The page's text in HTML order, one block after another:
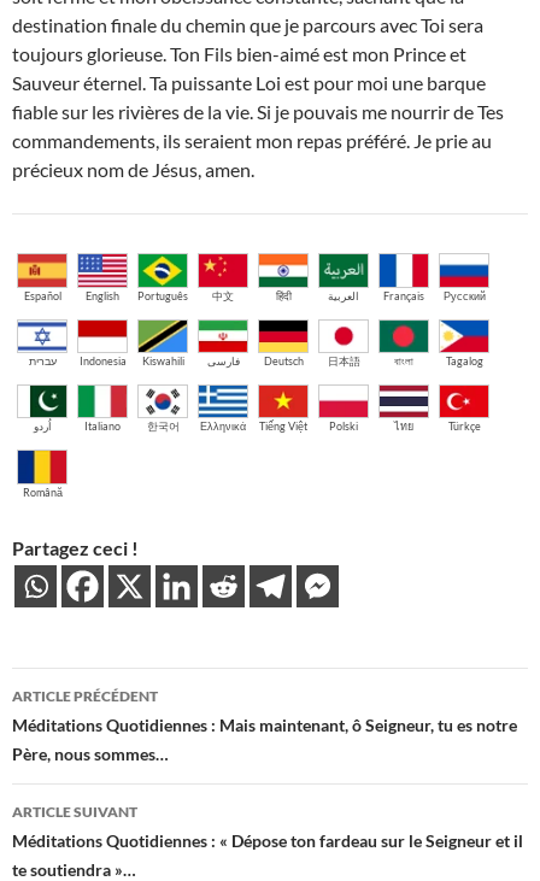
destination finale du chemin que je parcours avec Toi sera
toujours glorieuse. Ton Fils bien-aimé est mon Prince et
Sauveur éternel. Ta puissante Loi est pour moi une barque
fiable sur les rivières de la vie. Si je pouvais me nourrir de Tes
commandements, ils seraient mon repas préféré. Je prie au
précieux nom de Jésus, amen.
Español English Português 中文 हिंदी العربية Français Русский
עברית Indonesia Kiswahili فارسی Deutsch 日本語 বাংলা Tagalog
اُردو Italiano 한국어 Ελληνικά Tiếng Việt Polski ไทย Türkçe
Română
Partagez ceci !
Navigation
des
articles
ARTICLE PRÉCÉDENT
Méditations Quotidiennes : Mais maintenant, ô Seigneur, tu es notre
Père, nous sommes…
ARTICLE SUIVANT
Méditations Quotidiennes : « Dépose ton fardeau sur le Seigneur et il
te soutiendra »…